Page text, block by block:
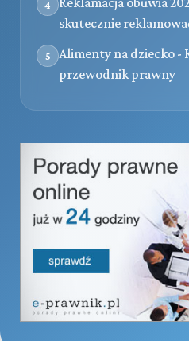
4
skutecznie
5
Alimenty na dziecko -
przewodnik prawny